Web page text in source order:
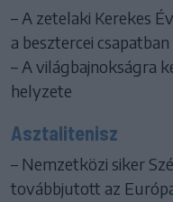
– A zetelaki Kerekes
a besztercei csapatban
– A világbajnokságra
helyzete
Asztalitenisz
– Nemzetközi siker
továbbjutott az